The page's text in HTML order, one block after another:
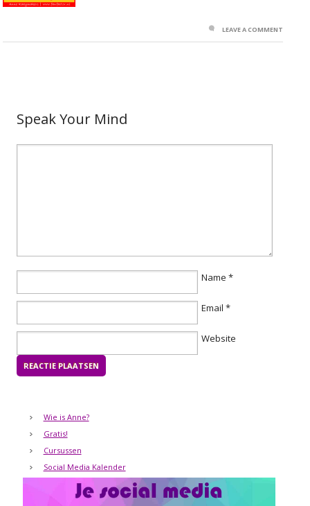
LEAVE A COMMENT
Speak Your Mind
Name *
Email *
Website
Wie is Anne?
Gratis!
Cursussen
Social Media Kalender